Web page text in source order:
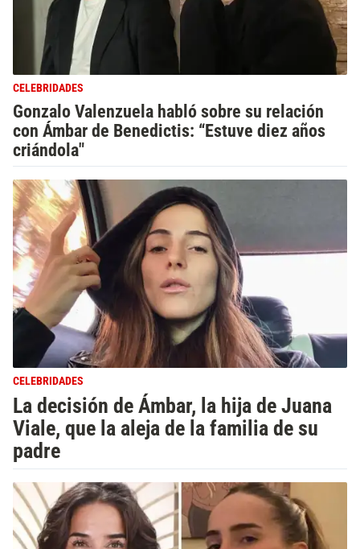
CELEBRIDADES
Gonzalo Valenzuela habló sobre su relación
con Ámbar de Benedictis: “Estuve diez años
criándola"
CELEBRIDADES
La decisión de Ámbar, la hija de Juana
Viale, que la aleja de la familia de su
padre